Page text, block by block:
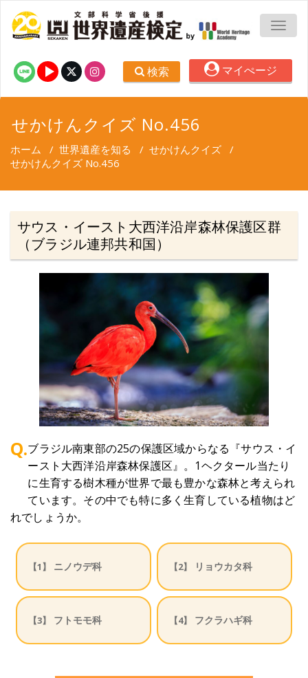
検索 マイぺージ
せかけんクイズ No.456
ホーム / 世界遺産を知る / せかけんクイズ /
せかけんクイズ No.456
サウス・イースト大西洋沿岸森林保護区群
（ブラジル連邦共和国）
Q.ブラジル南東部の25の保護区域からなる『サウス・イ
ースト大西洋沿岸森林保護区』。1ヘクタール当たり
に生育する樹木種が世界で最も豊かな森林と考えられ
ています。その中でも特に多く生育している植物はど
れでしょうか。
【1】 ニノウデ科 【2】 リョウカタ科
【3】 フトモモ科 【4】 フクラハギ科